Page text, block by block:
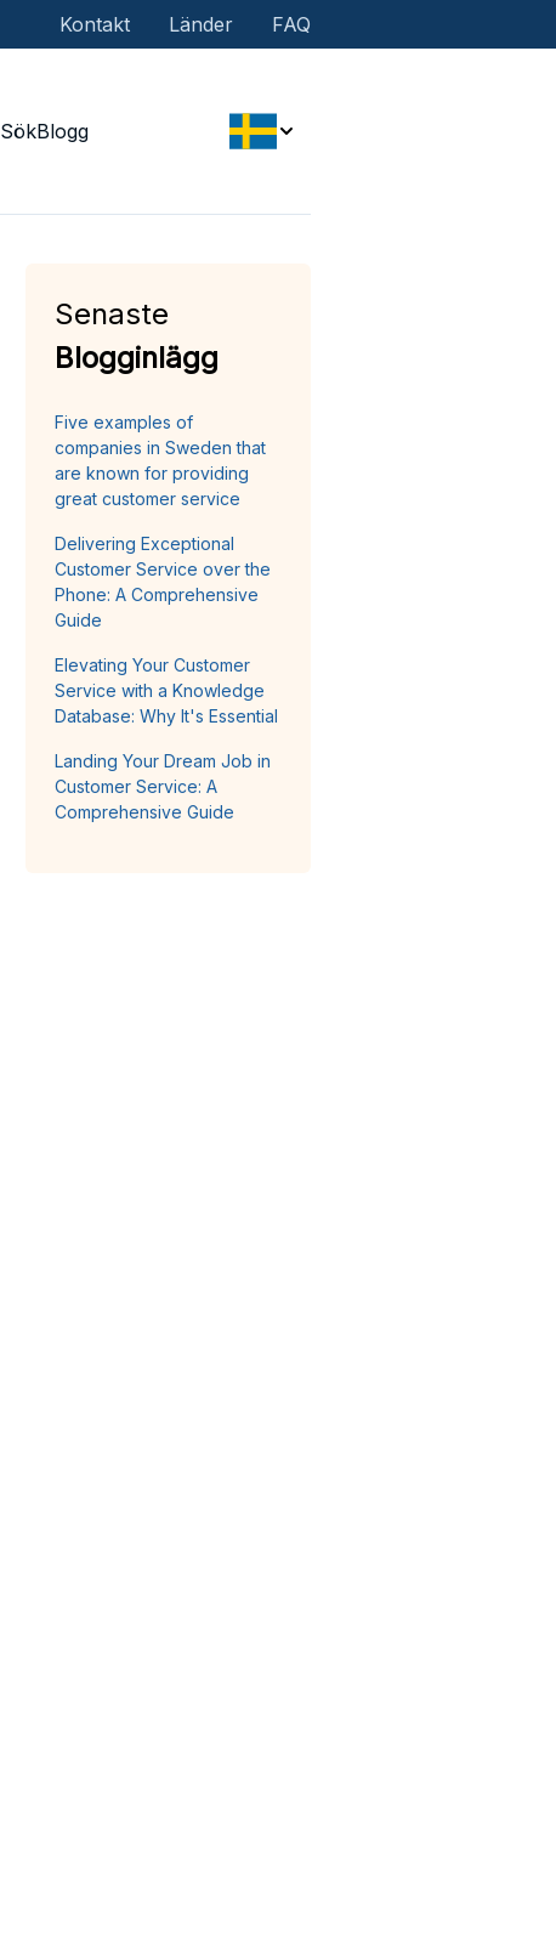
Kontakt Länder FAQ
SökBlogg
Senaste
Blogginlägg
Five examples of
companies in Sweden that
are known for providing
great customer service
Delivering Exceptional
Customer Service over the
Phone: A Comprehensive
Guide
Elevating Your Customer
Service with a Knowledge
Database: Why It's Essential
Landing Your Dream Job in
Customer Service: A
Comprehensive Guide